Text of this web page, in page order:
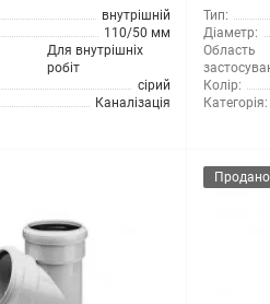
внутрішній
110/50 мм
Для внутрішніх
робіт
сірий
Каналізація
Тип:
Діаметр:
Область
Колір:
Категорія:
Продано